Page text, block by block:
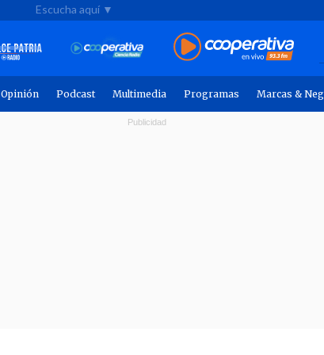
Escucha aquí ▼
Opinión Podcast Multimedia Programas Marcas &